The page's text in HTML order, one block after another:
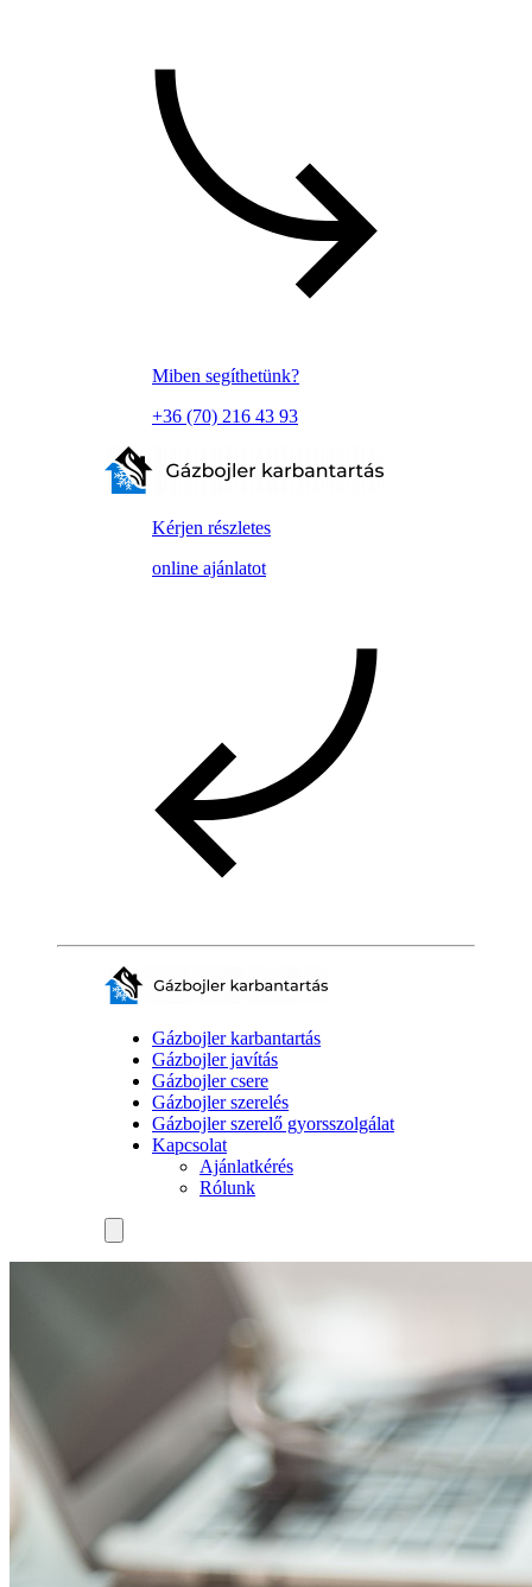
Miben segíthetünk?
+36 (70) 216 43 93
Kérjen részletes
online ajánlatot
Gázbojler karbantartás
Gázbojler javítás
Gázbojler csere
Gázbojler szerelés
Gázbojler szerelő gyorsszolgálat
Kapcsolat
Ajánlatkérés
Rólunk